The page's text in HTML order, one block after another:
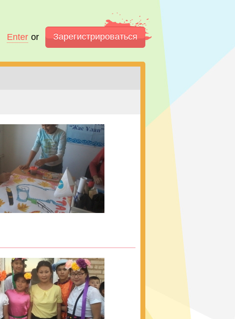
Enter or Зарегистрироваться